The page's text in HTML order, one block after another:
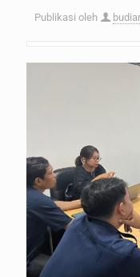
Publikasi oleh